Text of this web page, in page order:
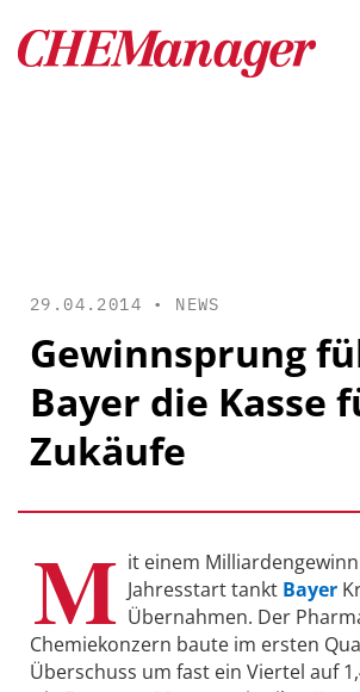
29.04.2014 • NEWS
Gewinnsprung
Bayer die Kasse
Zukäufe
M it einem
Jahresstart tankt Bayer
Übernahmen. Der
Chemiekonzern baute im ersten
Überschuss um fast ein Viertel auf